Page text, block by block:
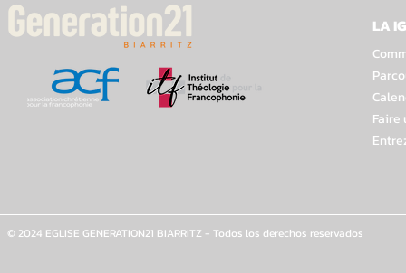
LA
Faire
© 2024 EGLISE GENERATION21 BIARRITZ - Todos los derechos reservados